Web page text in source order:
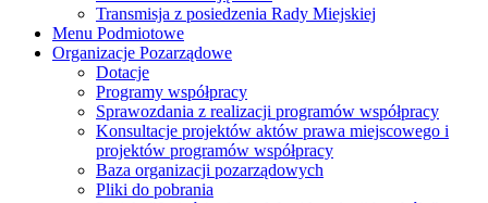
Transmisja z posiedzenia Rady Miejskiej
Menu Podmiotowe
Organizacje Pozarządowe
Dotacje
Programy współpracy
Sprawozdania z realizacji programów współpracy
Konsultacje projektów aktów prawa miejscowego i
projektów programów współpracy
Baza organizacji pozarządowych
Pliki do pobrania